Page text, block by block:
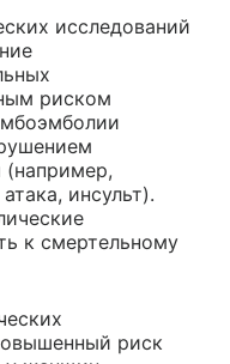
исследований
риском
(например,
инсульт).
к смертельному
риск